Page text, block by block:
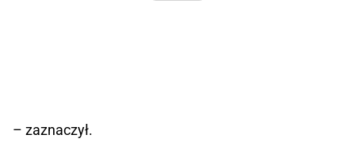
– zaznaczył.